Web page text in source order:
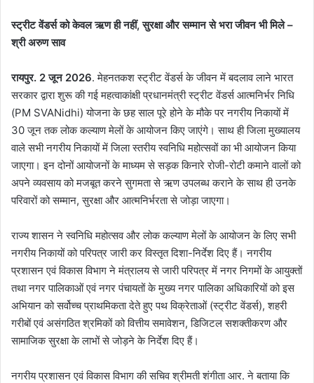
स्ट्रीट वेंडर्स को केवल ऋण ही नहीं, सुरक्षा और सम्मान से भरा जीवन भी मिले –
श्री अरुण साव
रायपुर. 2 जून 2026. मेहनतकश स्ट्रीट वेंडर्स के जीवन में बदलाव लाने भारत
सरकार द्वारा शुरू की गई महत्वाकांक्षी प्रधानमंत्री स्ट्रीट वेंडर्स आत्मनिर्भर निधि
(PM SVANidhi) योजना के छह साल पूरे होने के मौके पर नगरीय निकायों में
30 जून तक लोक कल्याण मेलों के आयोजन किए जाएंगे। साथ ही जिला मुख्यालय
वाले सभी नगरीय निकायों में जिला स्तरीय स्वनिधि महोत्सवों का भी आयोजन किया
जाएगा। इन दोनों आयोजनों के माध्यम से सड़क किनारे रोजी-रोटी कमाने वालों को
अपने व्यवसाय को मजबूत करने सुगमता से ऋण उपलब्ध कराने के साथ ही उनके
परिवारों को सम्मान, सुरक्षा और आत्मनिर्भरता से जोड़ा जाएगा।
राज्य शासन ने स्वनिधि महोत्सव और लोक कल्याण मेलों के आयोजन के लिए सभी
नगरीय निकायों को परिपत्र जारी कर विस्तृत दिशा-निर्देश दिए हैं। नगरीय
प्रशासन एवं विकास विभाग ने मंत्रालय से जारी परिपत्र में नगर निगमों के आयुक्तों
तथा नगर पालिकाओं एवं नगर पंचायतों के मुख्य नगर पालिका अधिकारियों को इस
अभियान को सर्वोच्च प्राथमिकता देते हुए पथ विक्रेताओं (स्ट्रीट वेंडर्स), शहरी
गरीबों एवं असंगठित श्रमिकों को वित्तीय समावेशन, डिजिटल सशक्तीकरण और
सामाजिक सुरक्षा के लाभों से जोड़ने के निर्देश दिए हैं।
नगरीय प्रशासन एवं विकास विभाग की सचिव श्रीमती शंगीता आर. ने बताया कि